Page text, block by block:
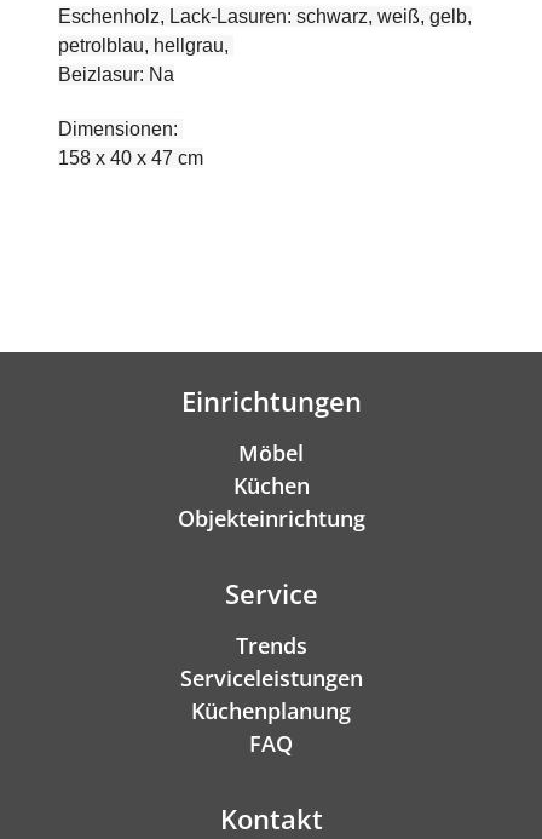
Eschenholz, Lack-Lasuren: schwarz, weiß, gelb,
petrolblau, hellgrau,
Beizlasur: Na
Dimensionen:
158 x 40 x 47 cm
Einrichtungen
Möbel
Küchen
Objekteinrichtung
Service
Trends
Serviceleistungen
Küchenplanung
FAQ
Kontakt